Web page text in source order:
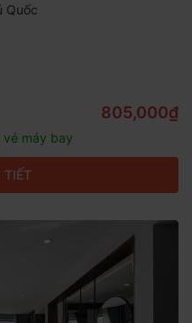
Quốc
máy bay
805,000₫
TIẾT